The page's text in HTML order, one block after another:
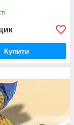
Купити